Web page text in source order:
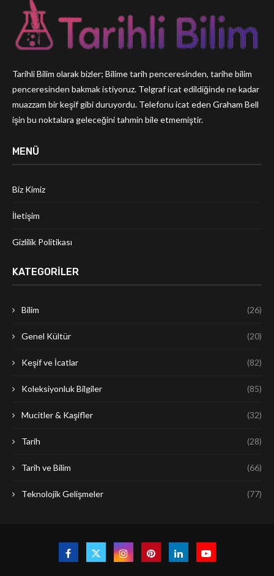
Tarihli Bilim olarak bizler; Bilime tarih penceresinden, tarihe bilim
penceresinden bakmak istiyoruz. Telgraf icat edildiğinde ne kadar
muazzam bir keşif gibi duruyordu. Telefonu icat eden Graham Bell
işin bu noktalara geleceğini tahmin bile etmemiştir.
MENÜ
Biz Kimiz
İletişim
Gizlilik Politikası
KATEGORILER
Bilim (26)
Genel Kültür (20)
Keşif ve İcatlar (82)
Koleksiyonluk Bilgiler (85)
Mucitler & Kaşifler (32)
Tarih (28)
Tarih ve Bilim (66)
Teknolojik Gelişmeler (77)